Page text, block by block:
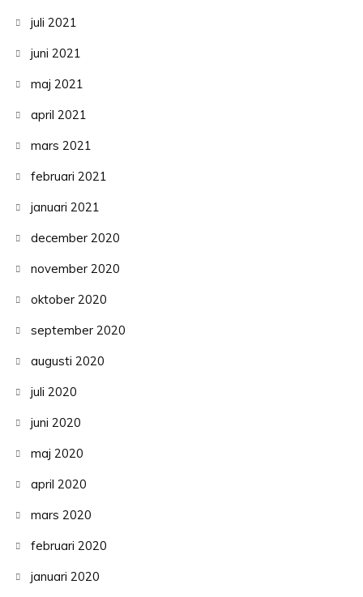
juli 2021
juni 2021
maj 2021
april 2021
mars 2021
februari 2021
januari 2021
december 2020
november 2020
oktober 2020
september 2020
augusti 2020
juli 2020
juni 2020
maj 2020
april 2020
mars 2020
februari 2020
januari 2020